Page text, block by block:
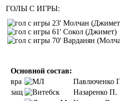
ГОЛЫ С ИГРЫ:
23' Молчан
61' Сокол (Джимет)
70' Варданян
Основной состав:
вра
Павлюченко
защ
Назаренко П.